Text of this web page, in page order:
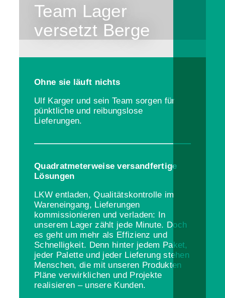
Team Lager
versetzt Berge
Ohne sie läuft nichts
Ulf Karger und sein Team sorgen für
pünktliche und reibungslose
Lieferungen.
Quadratmeterweise versandfertige
Lösungen
LKW entladen, Qualitätskontrolle im
Wareneingang, Lieferungen
kommissionieren und verladen: In
unserem Lager zählt jede Minute. Doch
es geht um mehr als Effizienz und
Schnelligkeit. Denn hinter jedem Paket,
jeder Palette und jeder Lieferung stehen
Menschen, die mit unseren Produkten
Pläne verwirklichen und Projekte
realisieren – unsere Kunden.